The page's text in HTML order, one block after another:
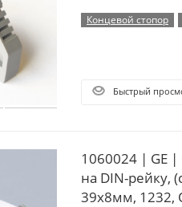
Концевой стопор
Быстрый
1060024 | GE
на DIN-рейку,
39х8мм, 1232,